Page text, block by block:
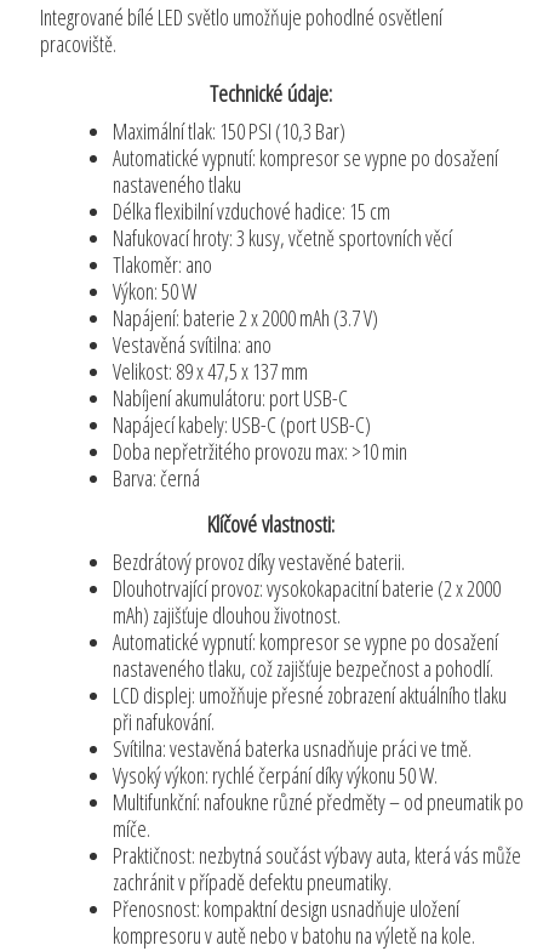
Integrované bílé LED světlo umožňuje pohodlné osvětlení
pracoviště.
Technické údaje:
Maximální tlak: 150 PSI (10,3 Bar)
Automatické vypnutí: kompresor se vypne po dosažení
nastaveného tlaku
Délka flexibilní vzduchové hadice: 15 cm
Nafukovací hroty: 3 kusy, včetně sportovních věcí
Tlakoměr: ano
Výkon: 50 W
Napájení: baterie 2 x 2000 mAh (3.7 V)
Vestavěná svítilna: ano
Velikost: 89 x 47,5 x 137 mm
Nabíjení akumulátoru: port USB-C
Napájecí kabely: USB-C (port USB-C)
Doba nepřetržitého provozu max: >10 min
Barva: černá
Klíčové vlastnosti:
Bezdrátový provoz díky vestavěné baterii.
Dlouhotrvající provoz: vysokokapacitní baterie (2 x 2000
mAh) zajišťuje dlouhou životnost.
Automatické vypnutí: kompresor se vypne po dosažení
nastaveného tlaku, což zajišťuje bezpečnost a pohodlí.
LCD displej: umožňuje přesné zobrazení aktuálního tlaku
při nafukování.
Svítilna: vestavěná baterka usnadňuje práci ve tmě.
Vysoký výkon: rychlé čerpání díky výkonu 50 W.
Multifunkční: nafoukne různé předměty – od pneumatik po
míče.
Praktičnost: nezbytná součást výbavy auta, která vás může
zachránit v případě defektu pneumatiky.
Přenosnost: kompaktní design usnadňuje uložení
kompresoru v autě nebo v batohu na výletě na kole.